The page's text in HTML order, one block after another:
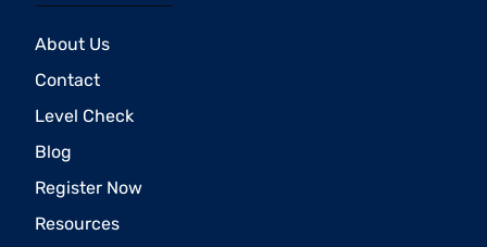
About Us
Contact
Level Check
Blog
Register Now
Resources